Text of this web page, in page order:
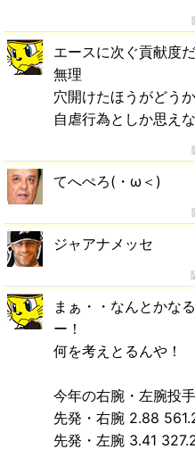
エースに次ぐ貢献度
無理
穴開けたほうがどうか
自虐行為としか思えな
てへぺろ(・ω＜)
ジャアナメッセ
まぁ・・なんとかな
ー！
何を考えとるんや！
今年の右腕・左腕投
先発・右腕 2.88
先発・左腕 3.41